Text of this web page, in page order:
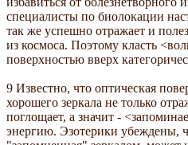
специалисты по биолокации
так же успешно отражает и
из космоса. Поэтому класть
поверхностью вверх
9 Известно, что оптическая
хорошего зеркала не только
поглощает, а значит -
энергию. Эзотерики убеждены,